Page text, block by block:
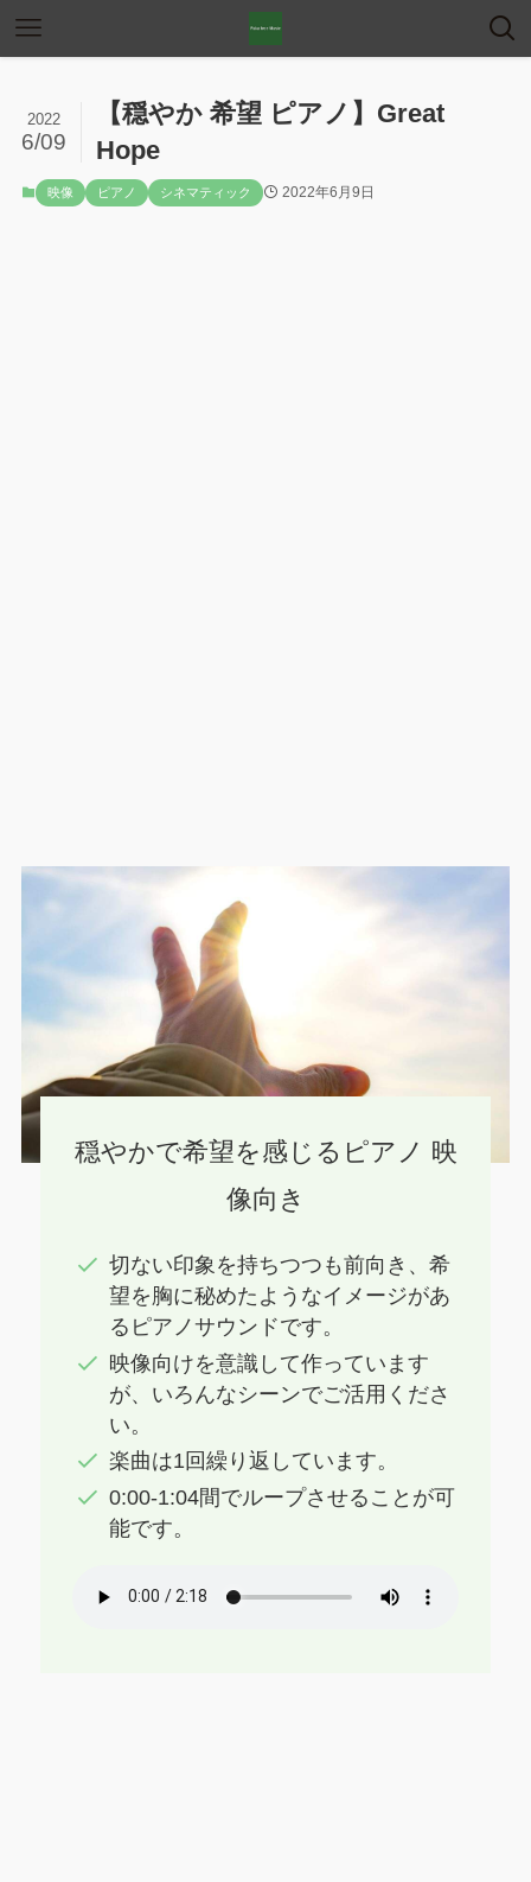
【穏やか 希望 ピアノ】Great
Hope
2022
6/09
映像 ピアノ シネマティック 2022年6月9日
穏やかで希望を感じるピアノ 映
像向き
切ない印象を持ちつつも前向き、希
望を胸に秘めたようなイメージがあ
るピアノサウンドです。
映像向けを意識して作っています
が、いろんなシーンでご活用くださ
い。
楽曲は1回繰り返しています。
0:00-1:04間でループさせることが可
能です。